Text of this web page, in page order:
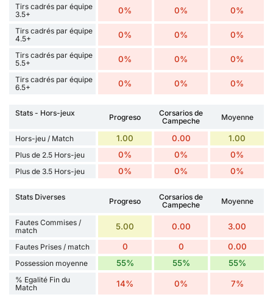
Tirs cadrés par équipe
3.5+
0% 0% 0%
Tirs cadrés par équipe
4.5+
0% 0% 0%
Tirs cadrés par équipe
5.5+
0% 0% 0%
Tirs cadrés par équipe
6.5+
0% 0% 0%
Stats - Hors-jeux Progreso
Corsarios de
Campeche
Moyenne
Hors-jeu / Match 1.00 0.00 1.00
Plus de 2.5 Hors-jeu 0% 0% 0%
Plus de 3.5 Hors-jeu 0% 0% 0%
Stats Diverses Progreso
Corsarios de
Campeche
Moyenne
Fautes Commises /
match
5.00 0.00 3.00
Fautes Prises / match 0 0 0.00
Possession moyenne 55% 55% 55%
% Egalité Fin du
Match
14% 0% 7%